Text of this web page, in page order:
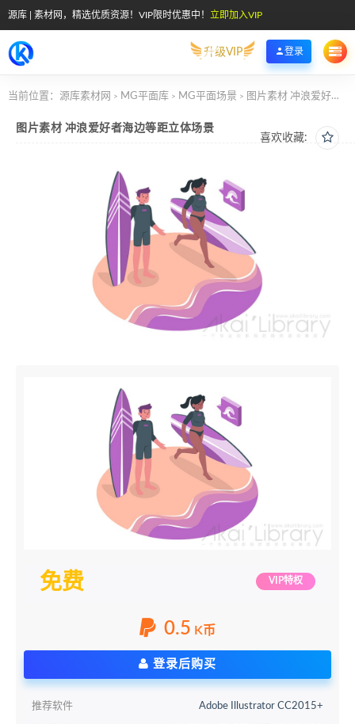
源库 | 素材网，精选优质资源！VIP限时优惠中！ 立即加入VIP
升级VIP 登录
当前位置： 源库素材网 > MG平面库 > MG平面场景 > 图片素材 冲浪爱好者海边等距立体场景
喜欢收藏:
图片素材 冲浪爱好者海边等距立体场景
免费 VIP特权
0.5 K币
登录后购买
推荐软件 Adobe Illustrator CC2015+